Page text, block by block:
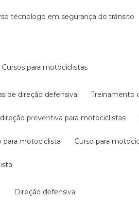
técnologo em segurança do trânsito
cursos para motociclistas
de direção defensiva treinamento
direção preventiva para motociclistas
para motociclista curso para
direção defensiva